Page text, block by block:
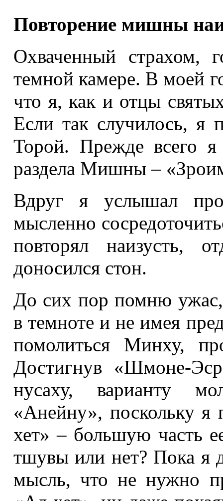
Повторение мишны
Охваченный страхом,
темной камере. В моей
что я, как и отцы
Если так случилось, я
Торой. Прежде всего я
раздела Мишны –
Вдруг я услышал
мысленно
повторял наизусть,
доносился стон.
До сих пор помню
в темноте и не имея
помолиться Минху,
Достигнув «Шмоне-
нусаху, варианту
«Анейну», поскольку я
хет» – большую часть
тшувы или нет? Пока я
мысль, что не нужно